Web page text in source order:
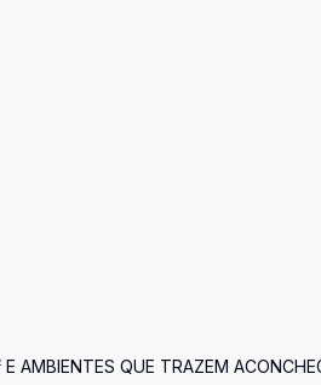
AMBIENTES QUE TRAZEM